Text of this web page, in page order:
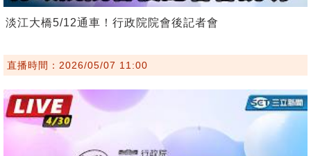
淡江大橋5/12通車！行政院院會後記者會
直播時間：2026/05/07 11:00